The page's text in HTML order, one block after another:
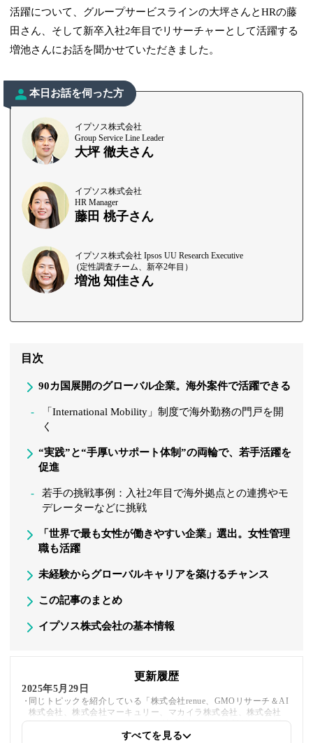
活躍について、グループサービスラインの大坪さんとHRの藤
田さん、そして新卒入社2年目でリサーチャーとして活躍する
増池さんにお話を聞かせていただきました。
本日お話を伺った方
イプソス株式会社
Group Service Line Leader
大坪 徹夫さん
イプソス株式会社
HR Manager
藤田 桃子さん
イプソス株式会社 Ipsos UU Research Executive
(定性調査チーム、新卒2年目）
増池 知佳さん
目次
90カ国展開のグローバル企業。海外案件で活躍できる
「International Mobility」制度で海外勤務の門戸を開
く
“実践”と“手厚いサポート体制”の両輪で、若手活躍を
促進
若手の挑戦事例：入社2年目で海外拠点との連携やモ
デレーターなどに挑戦
「世界で最も女性が働きやすい企業」選出。女性管理
職も活躍
未経験からグローバルキャリアを築けるチャンス
この記事のまとめ
イプソス株式会社の基本情報
更新履歴
2025年5月29日
同じトピックを紹介している「株式会社renue、GMOリサーチ＆AI
株式会社、株式会社マーキュリー、マカイラ株式会社、株式会社
LeanGo、アウンコンサルティング株式会社」への内部リンクを追
すべてを見る